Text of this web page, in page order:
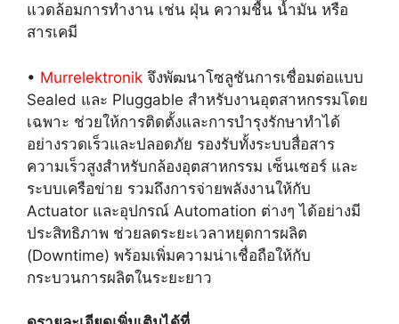
แวดล้อมการทำงาน เช่น ฝุ่น ความชื้น น้ำมัน หรือ
สารเคมี
• Murrelektronik จึงพัฒนาโซลูชันการเชื่อมต่อแบบ
Sealed และ Pluggable สำหรับงานอุตสาหกรรมโดย
เฉพาะ ช่วยให้การติดตั้งและการบำรุงรักษาทำได้
อย่างรวดเร็วและปลอดภัย รองรับทั้งระบบสื่อสาร
ความเร็วสูงสำหรับกล้องอุตสาหกรรม เซ็นเซอร์ และ
ระบบเครือข่าย รวมถึงการจ่ายพลังงานให้กับ
Actuator และอุปกรณ์ Automation ต่างๆ ได้อย่างมี
ประสิทธิภาพ ช่วยลดระยะเวลาหยุดการผลิต
(Downtime) พร้อมเพิ่มความน่าเชื่อถือให้กับ
กระบวนการผลิตในระยะยาว